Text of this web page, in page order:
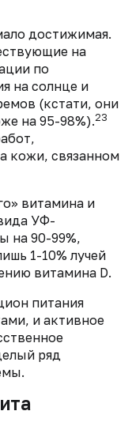
достижимая.
на
по
на солнце и
(кстати, они
на 95-98%).23
кожи, связанном
витамина и
УФ-
на 90-99%,
1-10% лучей
витамина D.
питания
и активное
ряд